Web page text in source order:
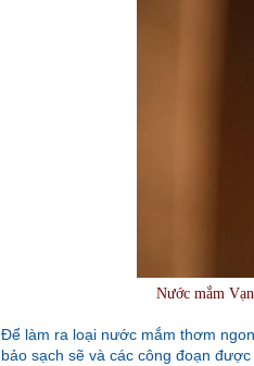
Nước mắm
Để làm ra loại nước mắm thơm
bảo sạch sẽ và các công đoạn được